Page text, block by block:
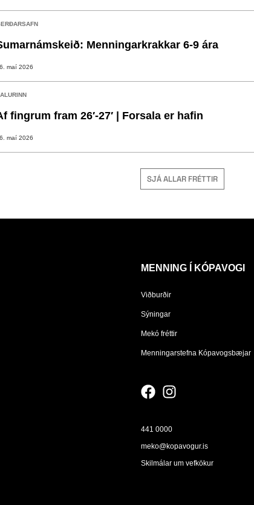
Menningarkrakkar 6-9 ára
maí 2026
fingrum fram 26′-27′ | Forsala er hafin
maí 2026
SJÁ ALLAR FRÉTTIR
MENNING Í KÓPAVOGI
Viðburðir
Sýningar
Mekó fréttir
Menningarstefna Kópavogsbæjar
441 0000
meko@kopavogur.is
Skilmálar um vefkökur